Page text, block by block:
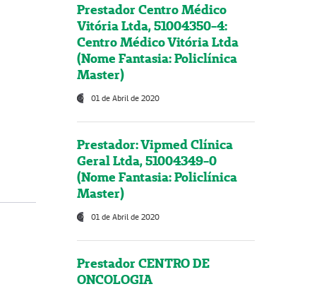
Prestador Centro Médico
Vitória Ltda, 51004350-4:
Centro Médico Vitória Ltda
(Nome Fantasia: Policlínica
Master)
01 de Abril de 2020
Prestador: Vipmed Clínica
Geral Ltda, 51004349-0
(Nome Fantasia: Policlínica
Master)
01 de Abril de 2020
Prestador CENTRO DE
ONCOLOGIA